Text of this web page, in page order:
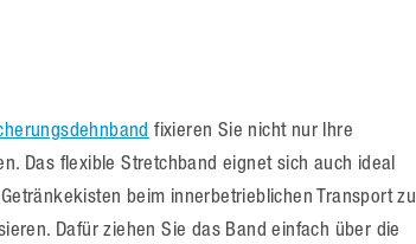
fixieren Sie nicht nur Ihre
Das flexible Stretchband eignet sich auch ideal
beim innerbetrieblichen Transport zu
Dafür ziehen Sie das Band einfach über die